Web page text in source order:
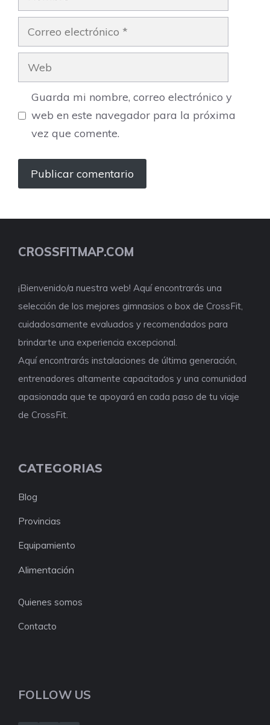
Correo
electrónico
Web
Guarda mi nombre, correo electrónico y
web en este navegador para la próxima
vez que comente.
CROSSFITMAP.COM
¡Bienvenido/a nuestra web! Aquí encontrarás una
selección de los mejores gimnasios o box de CrossFit,
cuidadosamente evaluados y recomendados para
brindarte una experiencia excepcional.
Aquí encontrarás instalaciones de última generación,
entrenadores altamente capacitados y una comunidad
apasionada que te apoyará en cada paso de tu viaje
de CrossFit.
CATEGORIAS
Blog
Provincias
Equipamiento
Alimentación
Quienes somos
Contacto
FOLLOW US